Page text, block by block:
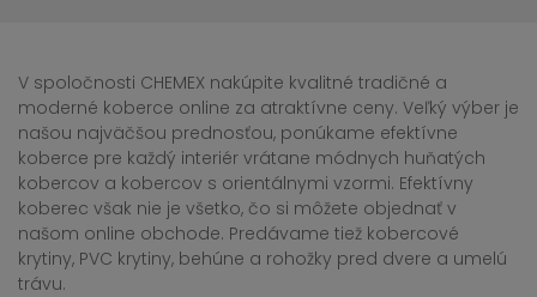
V spoločnosti CHEMEX nakúpite kvalitné tradičné a
moderné koberce online za atraktívne ceny. Veľký výber je
našou najväčšou prednosťou, ponúkame efektívne
koberce pre každý interiér vrátane módnych huňatých
kobercov a kobercov s orientálnymi vzormi. Efektívny
koberec však nie je všetko, čo si môžete objednať v
našom online obchode. Predávame tiež kobercové
krytiny, PVC krytiny, behúne a rohožky pred dvere a umelú
trávu.